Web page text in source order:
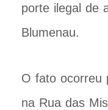
porte ilegal de
Blumenau.
O fato ocorreu
na Rua das